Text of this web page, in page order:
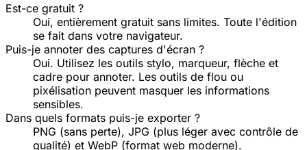
Est-ce gratuit ?
Oui, entièrement gratuit sans limites. Toute l'édition
se fait dans votre navigateur.
Puis-je annoter des captures d'écran ?
Oui. Utilisez les outils stylo, marqueur, flèche et
cadre pour annoter. Les outils de flou ou
pixélisation peuvent masquer les informations
sensibles.
Dans quels formats puis-je exporter ?
PNG (sans perte), JPG (plus léger avec contrôle de
qualité) et WebP (format web moderne).